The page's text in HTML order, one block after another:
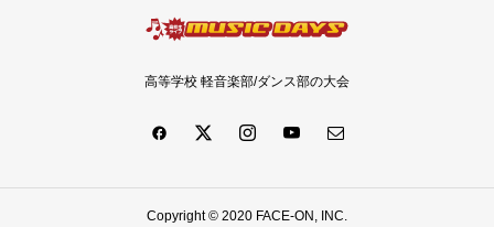
高等学校 軽音楽部/ダンス部の大会
Copyright © 2020 FACE-ON, INC.